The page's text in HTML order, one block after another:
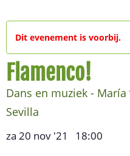
Dit evenement is voorbij.
Flamenco!
Dans en muziek - María
Sevilla
za 20 nov '21 18:00